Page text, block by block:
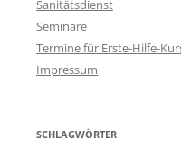
Sanitätsdienst
Seminare
Termine für Erste-Hilfe-
Impressum
SCHLAGWÖRTER